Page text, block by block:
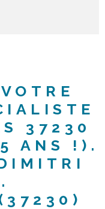
37230
ANS !).